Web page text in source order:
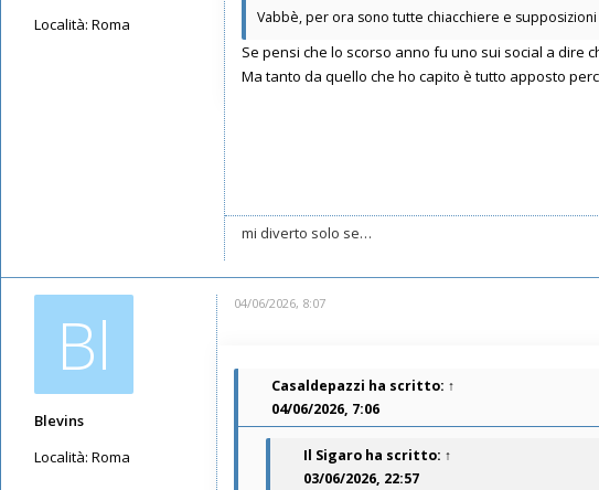
Località: Roma Vabbè, per ora sono tutte chiacchiere e
Se pensi che lo scorso anno fu uno sui social a dire
Ma tanto da quello che ho capito è tutto apposto
mi diverto solo se…
Bl
Blevins
Località: Roma
04/06/2026, 8:07
Casaldepazzi ha scritto: ↑
04/06/2026, 7:06
Il Sigaro ha scritto: ↑
03/06/2026, 22:57